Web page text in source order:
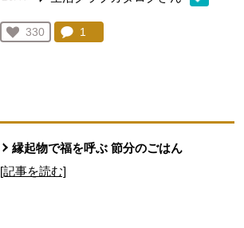
お気に入り登録：
330
人が登録
コメント：
1
縁起物で福を呼ぶ 節分のごはん
[記事を読む]